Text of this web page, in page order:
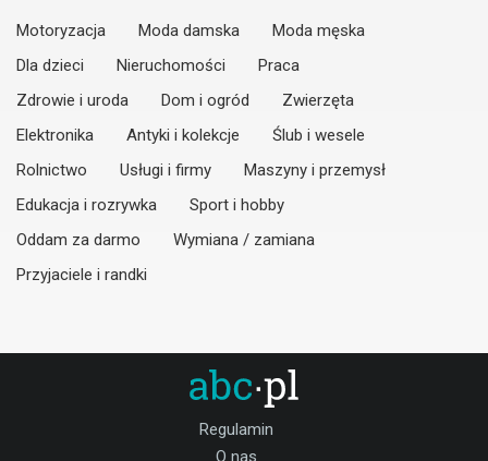
Motoryzacja Moda damska
Moda męska
Dla dzieci
Nieruchomości
Praca
Zdrowie i uroda
Dom i ogród
Zwierzęta
Elektronika
Antyki i kolekcje
Ślub i wesele
Rolnictwo
Usługi i firmy
Maszyny i przemysł
Edukacja i rozrywka
Sport i hobby
Oddam za darmo
Wymiana / zamiana
Przyjaciele i randki
Regulamin
O nas